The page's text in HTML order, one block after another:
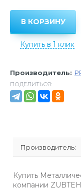
В КОРЗИНУ
Купить в 1 клик
Производитель:
ПОДЕЛИТЬСЯ:
Производитель:
Купить
компании